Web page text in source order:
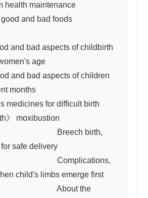
health maintenance
good and bad foods
and bad aspects of childbirth
age
and bad aspects of children
months
medicines for difficult birth
》 moxibustion
birth,
safe delivery
child's limbs emerge first
the